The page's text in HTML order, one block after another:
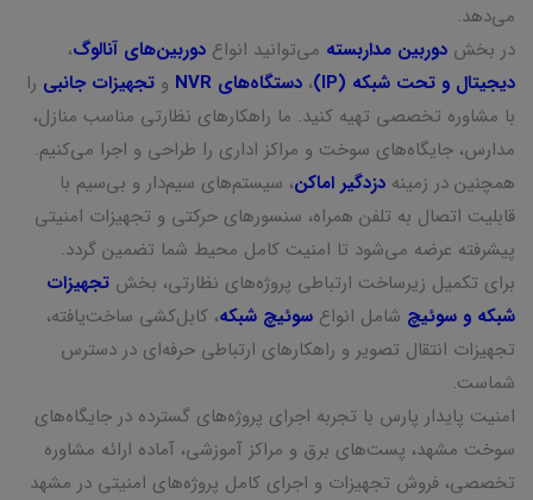
می‌دهد.
در بخش دوربین مداربسته می‌توانید انواع دوربین‌های آنالوگ،
دیجیتال و تحت شبکه (IP)
، دستگاه‌های NVR و تجهیزات جانبی را
با مشاوره تخصصی تهیه کنید. ما راهکارهای نظارتی مناسب منازل،
مدارس، جایگاه‌های سوخت و مراکز اداری را طراحی و اجرا می‌کنیم.
همچنین در زمینه دزدگیر اماکن، سیستم‌های سیم‌دار و بی‌سیم با
قابلیت اتصال به تلفن همراه، سنسورهای حرکتی و تجهیزات امنیتی
پیشرفته عرضه می‌شود تا امنیت کامل محیط شما تضمین گردد.
برای تکمیل زیرساخت ارتباطی پروژه‌های نظارتی، بخش تجهیزات
شبکه و سوئیچ شامل انواع سوئیچ شبکه، کابل‌کشی ساخت‌یافته،
تجهیزات انتقال تصویر و راهکارهای ارتباطی حرفه‌ای در دسترس
شماست.
امنیت پایدار پارس با تجربه اجرای پروژه‌های گسترده در جایگاه‌های
سوخت مشهد، پست‌های برق و مراکز آموزشی، آماده ارائه مشاوره
تخصصی، فروش تجهیزات و اجرای کامل پروژه‌های امنیتی در مشهد